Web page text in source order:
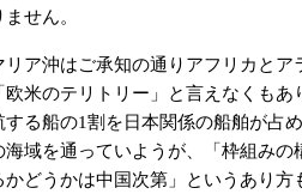
せん。
ア沖はご承知の通りアフリカとア
欧米のテリトリー」と言えなくも
する船の1割を日本関係の船舶が占
海域を通っていようが、「枠組み
かどうかは中国次第」というあり